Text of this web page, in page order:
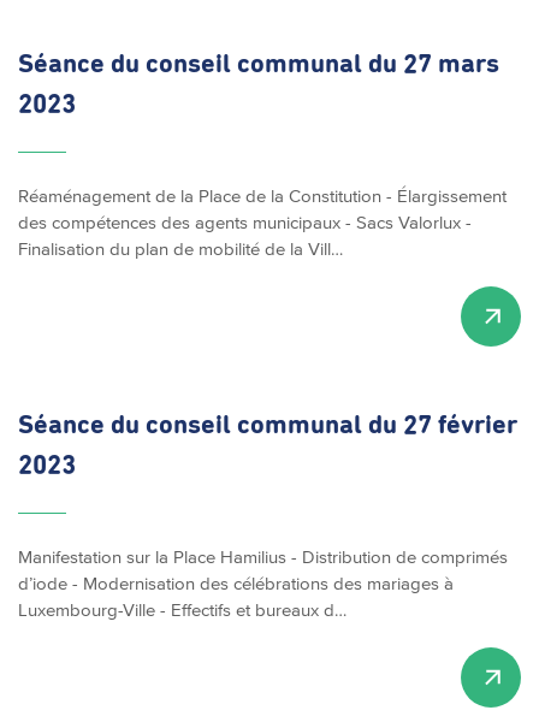
Séance du conseil communal du 27 mars
2023
Réaménagement de la Place de la Constitution - Élargissement
des compétences des agents municipaux - Sacs Valorlux -
Finalisation du plan de mobilité de la Vill…
Séance du conseil communal du 27 février
2023
Manifestation sur la Place Hamilius - Distribution de comprimés
d’iode - Modernisation des célébrations des mariages à
Luxembourg-Ville - Effectifs et bureaux d…